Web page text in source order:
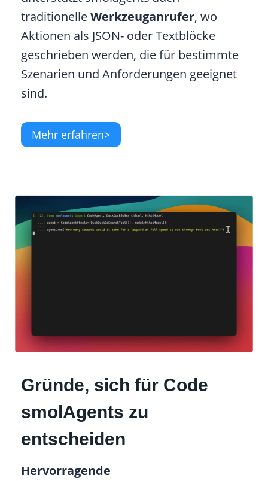
traditionelleWerkzeuganrufer, wo
Aktionen als JSON- oder Textblöcke
geschrieben werden, die für bestimmte
Szenarien und Anforderungen geeignet
sind.
Mehr erfahren>
Gründe, sich für Code
smolAgents zu
entscheiden
Hervorragende